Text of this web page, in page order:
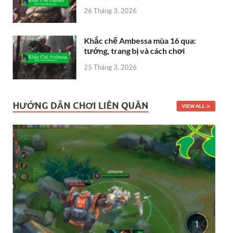
26 Tháng 3, 2026
Khắc chế Ambessa mùa 16 qua:
tướng, trang bị và cách chơi
25 Tháng 3, 2026
HƯỚNG DẪN CHƠI LIÊN QUÂN VIEW ALL